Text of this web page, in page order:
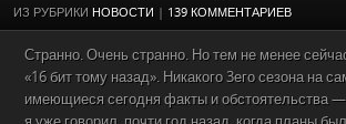
ИЗ РУБРИКИ НОВОСТИ | 139 КОММЕНТАРИЕВ
Странно. Очень странно. Но тем не менее
«16 бит тому назад». Никакого 3его сезона на
имеющиеся сегодня факты и обстоятельства —